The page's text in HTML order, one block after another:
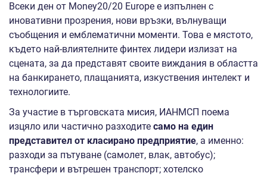
Всеки ден от Money20/20 Europe е изпълнен с
иновативни прозрения, нови връзки, вълнуващи
съобщения и емблематични моменти. Това е мястото,
където най-влиятелните финтех лидери излизат на
сцената, за да представят своите виждания в областта
на банкирането, плащанията, изкуствения интелект и
технологиите.
За участие в търговската мисия, ИАНМСП поема
изцяло или частично разходите само на един
представител от класирано предприятие, а именно:
разходи за пътуване (самолет, влак, автобус);
трансфери и вътрешен транспорт; хотелско